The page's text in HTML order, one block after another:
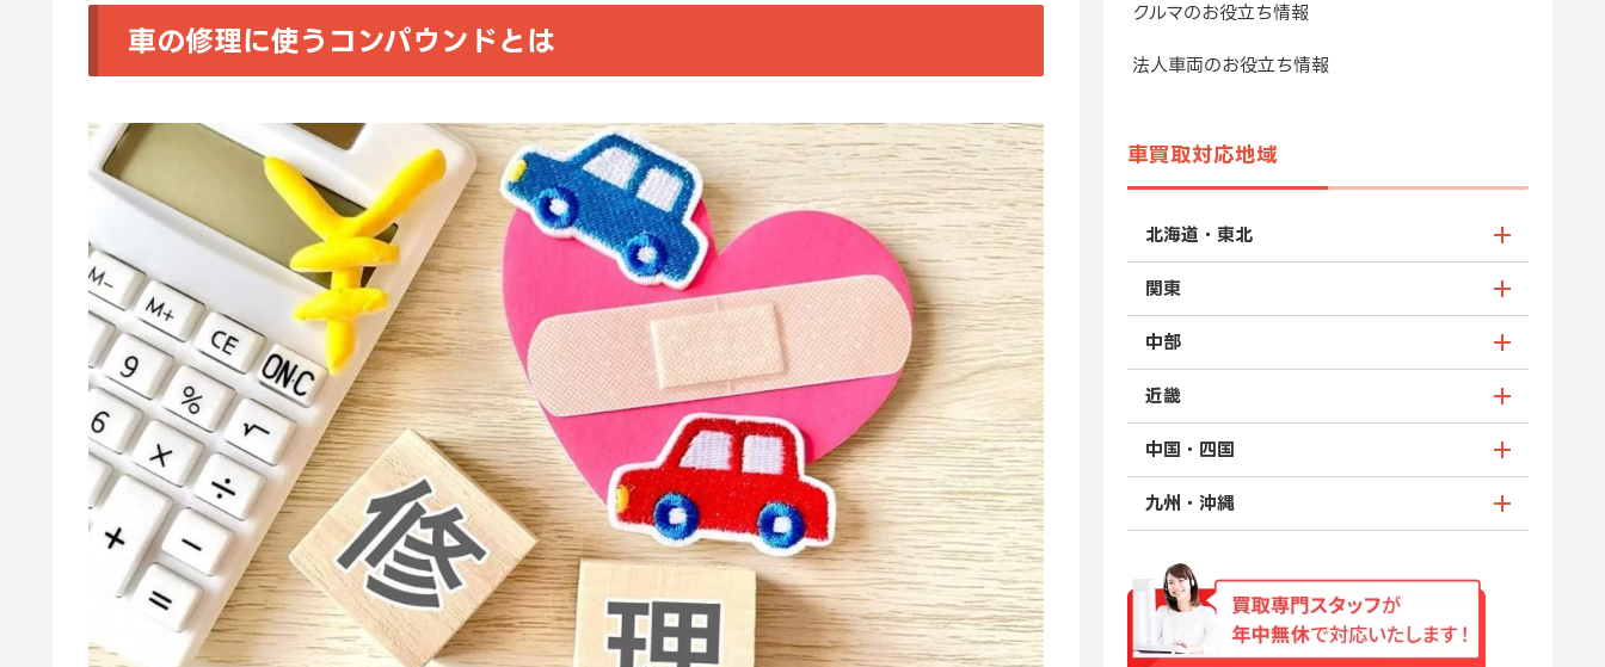
車の修理に使うコンパウンドとは
クルマのお役立ち情報
法人車両のお役立ち情報
車買取対応地域
北海道・東北
関東
中部
近畿
中国・四国
九州・沖縄